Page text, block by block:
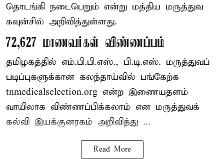
தொடங்கி நடைபெறும் என்று மத்திய மருத்துவ
கவுன்சில் அறிவித்துள்ளது.
72,627 மாணவர்கள் விண்ணப்பம்
தமிழகத்தில் எம்.பி.பி.எஸ்., பி.டி.எஸ். மருத்துவப்
படிப்புகளுக்கான கலந்தாய்வில் பங்கேற்க
tnmedicalselection.org என்ற இணையதளம்
வாயிலாக விண்ணப்பிக்கலாம் என மருத்துவக்
கல்வி இயக்குனரகம் அறிவித்து ...
Read More